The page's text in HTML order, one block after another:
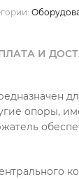
И
опоры,